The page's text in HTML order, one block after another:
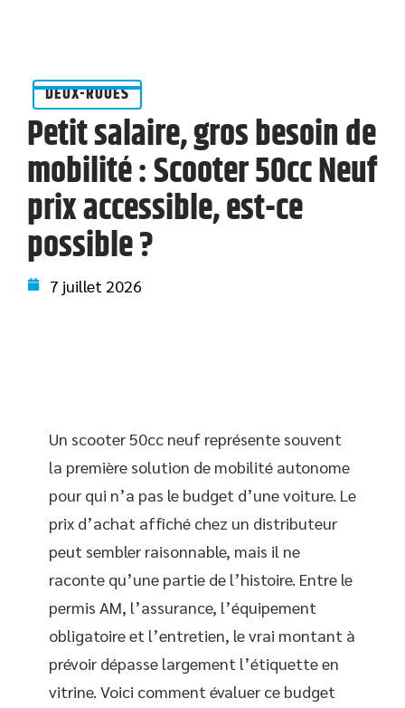
DEUX-ROUES
Petit salaire, gros besoin de
mobilité : Scooter 50cc Neuf
prix accessible, est-ce
possible ?
7 juillet 2026
Un scooter 50cc neuf représente souvent
la première solution de mobilité autonome
pour qui n’a pas le budget d’une voiture. Le
prix d’achat affiché chez un distributeur
peut sembler raisonnable, mais il ne
raconte qu’une partie de l’histoire. Entre le
permis AM, l’assurance, l’équipement
obligatoire et l’entretien, le vrai montant à
prévoir dépasse largement l’étiquette en
vitrine. Voici comment évaluer ce budget